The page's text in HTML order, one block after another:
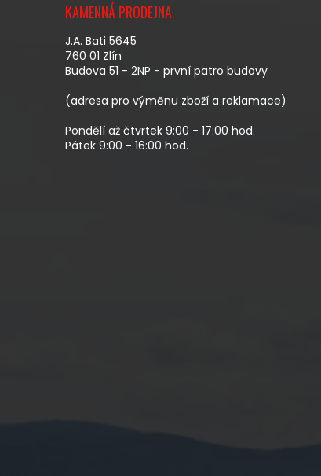
KAMENNÁ PRODEJNA
J.A. Bati 5645
760 01 Zlín
Budova 51 - 2NP - první patro budovy
(adresa pro výměnu zboží a reklamace)
Pondělí až čtvrtek 9:00 - 17:00 hod.
Pátek 9:00 - 16:00 hod.